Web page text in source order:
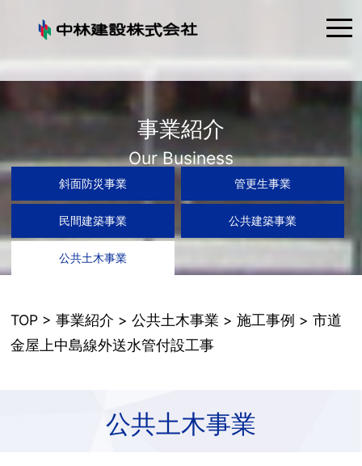
事業紹介
Our Business
斜面防災事業 管更生事業
民間建築事業 公共建築事業
公共土木事業
TOP >事業紹介 >公共土木事業 >施工事例 > 市道
金屋上中島線外送水管付設工事
公共土木事業